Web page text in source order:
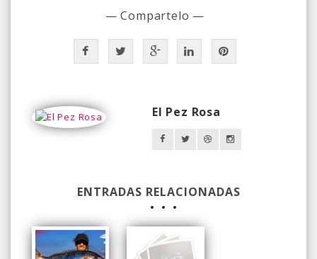
— Compartelo —
El Pez Rosa
ENTRADAS RELACIONADAS